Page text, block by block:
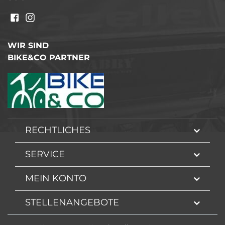
WIR SIND
BIKE&CO PARTNER
RECHTLICHES
SERVICE
MEIN KONTO
STELLENANGEBOTE